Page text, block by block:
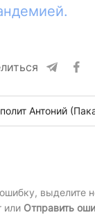
Антоний
выделите
или Отправить